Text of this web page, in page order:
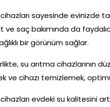
sayesinde evinizde
ve saç bakımında da
bir görünüm sağlar.
su arıtma cihazlarının
ve cihazı temizlemek,
evdeki su kalitesini